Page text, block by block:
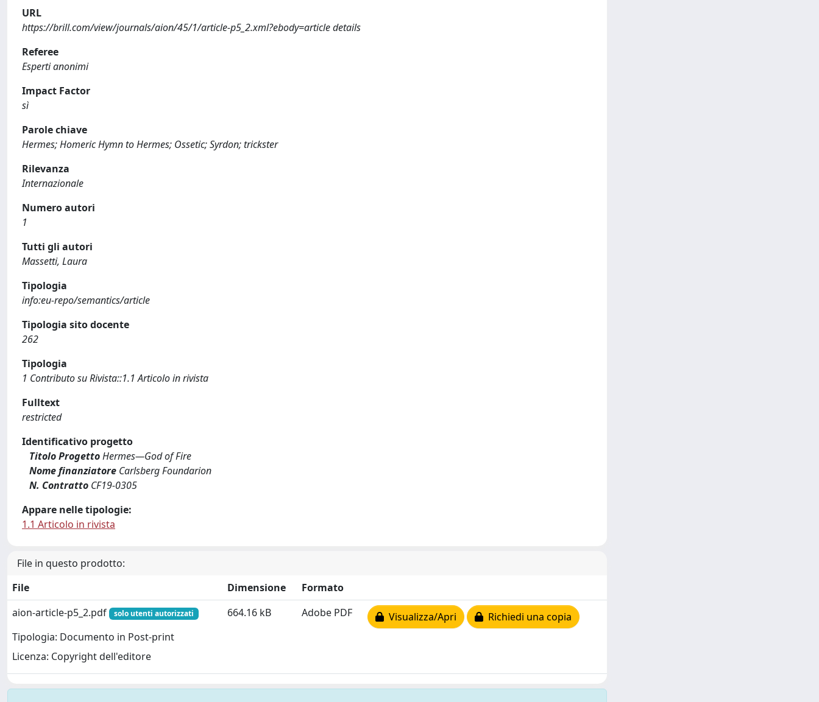
URL
https://brill.com/view/journals/aion/45/1/article-p5_2.xml?ebody=article details
Referee
Esperti anonimi
Impact Factor
sì
Parole chiave
Hermes; Homeric Hymn to Hermes; Ossetic; Syrdon; trickster
Rilevanza
Internazionale
Numero autori
1
Tutti gli autori
Massetti, Laura
Tipologia
info:eu-repo/semantics/article
Tipologia sito docente
262
Tipologia
1 Contributo su Rivista::1.1 Articolo in rivista
Fulltext
restricted
Identificativo progetto
Titolo ProgettoHermes—God of Fire
Nome finanziatore Carlsberg Foundarion
N. Contratto CF19-0305
Appare nelle tipologie:
1.1 Articolo in rivista
File in questo prodotto:
File
Dimensione
Formato
aion-article-p5_2.pdf
solo utenti autorizzati
Tipologia: Documento in Post-print
Licenza: Copyright dell'editore
664.16 kB Adobe PDF Visualizza/Apri Richiedi una copia